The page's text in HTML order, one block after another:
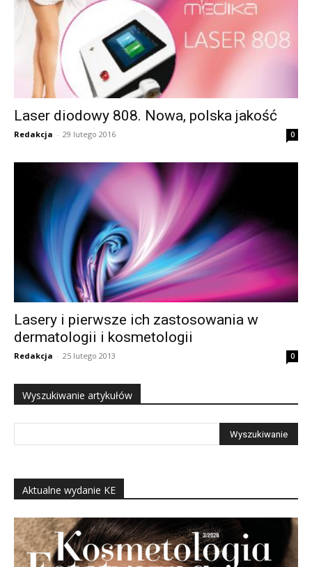
Laser diodowy 808. Nowa, polska jakość
Redakcja - 29 lutego 2016 0
Lasery i pierwsze ich zastosowania w
dermatologii i kosmetologii
Redakcja - 25 lutego 2013 0
Wyszukiwanie artykułów
Aktualne wydanie KE